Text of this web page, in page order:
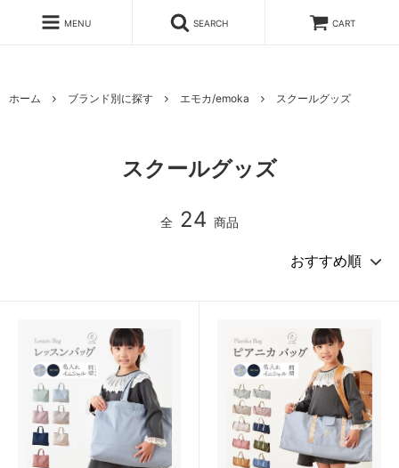
MENU SEARCH CART
ホーム ブランド別に探す エモカ/emoka スクールグッズ
スクールグッズ
全 24 商品